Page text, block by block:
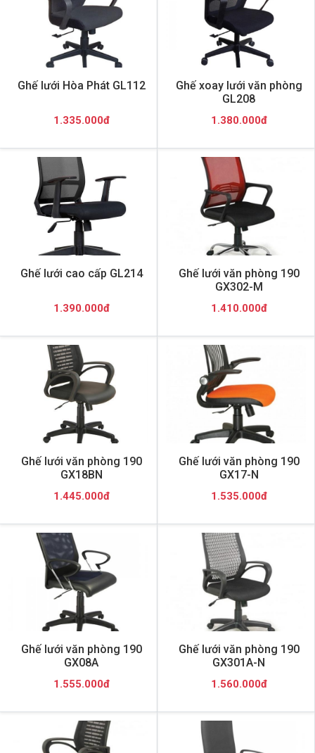
Ghế lưới Hòa Phát GL112
1.335.000đ
Ghế xoay lưới văn phòng
GL208
1.380.000đ
Ghế lưới cao cấp GL214
1.390.000đ
Ghế lưới văn phòng 190
GX302-M
1.410.000đ
Ghế lưới văn phòng 190
GX18BN
1.445.000đ
Ghế lưới văn phòng 190
GX17-N
1.535.000đ
Ghế lưới văn phòng 190
GX08A
1.555.000đ
Ghế lưới văn phòng 190
GX301A-N
1.560.000đ